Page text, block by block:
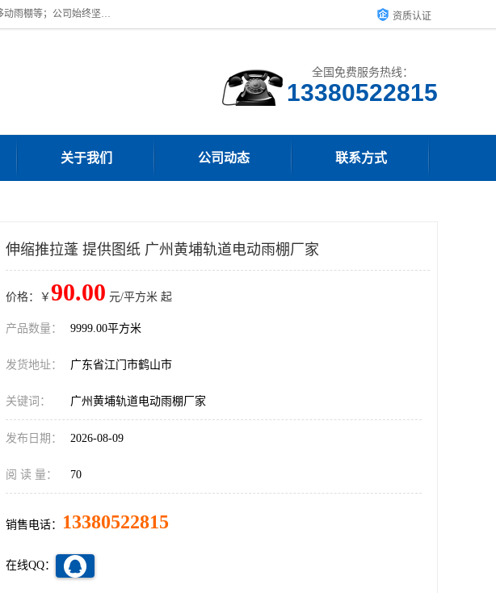
广东鼎新钢结构工程有限公司是一家制作大型电动雨棚厂家;主营：电动推拉雨棚、厂房过道雨棚、电动伸缩雨棚、停车棚、移动雨棚等；公司始终坚持结构创新,品质优越,美观形象,且售后服务好。公司充分吸纳当今休闲用品的前端技术和风格,为您带来质价相宜,时尚典雅的各种户外用品, 资质认证
全国免费服务热线：
13380522815
关于我们 公司动态 联系方式
伸缩推拉蓬 提供图纸 广州黄埔轨道电动雨棚厂家
价格：￥ 90.00 元/平方米 起
产品数量： 9999.00平方米
发货地址： 广东省江门市鹤山市
关键词： 广州黄埔轨道电动雨棚厂家
发布日期： 2026-08-09
阅 读 量： 70
销售电话： 13380522815
在线QQ：